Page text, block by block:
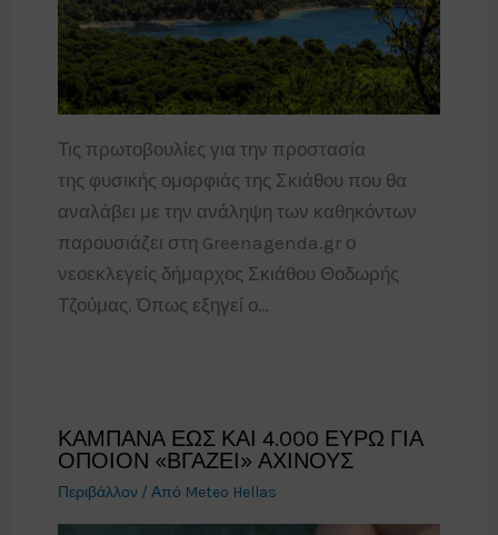
Τις πρωτοβουλίες για την προστασία
της φυσικής ομορφιάς της Σκιάθου που θα
αναλάβει με την ανάληψη των καθηκόντων
παρουσιάζει στη Greenagenda.gr ο
νεοεκλεγείς δήμαρχος Σκιάθου Θοδωρής
Τζούμας. Όπως εξηγεί ο…
ΚΑΜΠΑΝΑ ΕΩΣ ΚΑΙ 4.000 ΕΥΡΩ ΓΙΑ
ΟΠΟΙΟΝ «ΒΓΑΖΕΙ» ΑΧΙΝΟΥΣ
Περιβάλλον/ Από Meteo Hellas